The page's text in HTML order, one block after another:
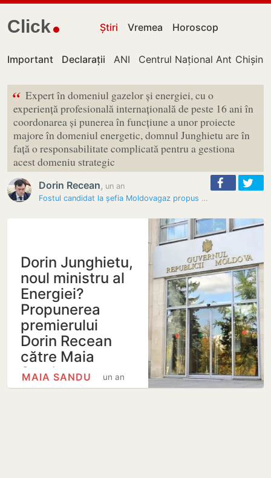
Click Știri Vremea Horoscop
Important Declarații ANI Centrul Național
“ Expert în domeniul gazelor și energiei, cu o
experiență profesională internațională de peste 16 ani în
coordonarea și punerea în funcțiune a unor proiecte
majore în domeniul energetic, domnul Junghietu are în
față o responsabilitate complicată pentru a gestiona
acest domeniu strategic
Dorin Recean, un an
Fostul candidat la șefia Moldovagaz propus de Recean pentru funcția de…
Dorin Junghietu,
noul ministru al
Energiei?
Propunerea
premierului
Dorin Recean
către Maia
Sandu
un an
MAIA SANDU